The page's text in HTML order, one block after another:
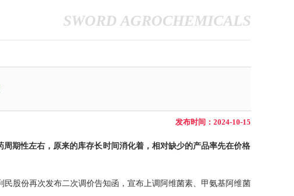
SWORD AGROCHEMICALS
发布时间：2024-10-15
期性左右，原来的库存长时间消化着，相对缺少的产品率先在价格
股份再次发布二次调价告知函，宣布上调阿维菌素、甲氨基阿维菌